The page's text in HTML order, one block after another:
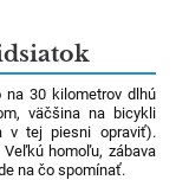
na 30 kilometrov dlhú
väčšina na bicykli
v tej piesni opraviť).
homoľu, zábava
na čo spomínať.